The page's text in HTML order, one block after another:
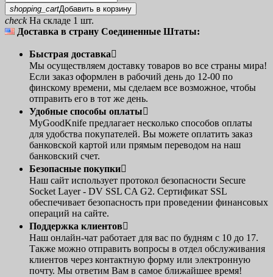
shopping_cartДобавить в корзину
checkНа складе 1 шт.
Доставка в страну Соединенные Штаты:
Быстрая доставка
Мы осуществляем доставку товаров во все страны мира!
Если заказ оформлен в рабочий день до 12-00 по
финскому времени, мы сделаем все возможное, чтобы
отправить его в тот же день.
Удобные способы оплаты
MyGoodKnife предлагает несколько способов оплаты
для удобства покупателей. Вы можете оплатить заказ
банковской картой или прямым переводом на наш
банковский счет.
Безопасные покупки
Наш сайт использует протокол безопасности Secure
Socket Layer - DV SSL CA G2. Сертификат SSL
обеспечивает безопасность при проведении финансовых
операций на сайте.
Поддержка клиентов
Наш онлайн-чат работает для вас по будням с 10 до 17.
Также можно отправить вопросы в отдел обслуживания
клиентов через контактную форму или электронную
почту. Мы ответим Вам в самое ближайшее время!